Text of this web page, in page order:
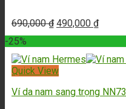
690,000₫ 490,000 ₫
-25%
Quick View
Ví da nam sang trọng NN73